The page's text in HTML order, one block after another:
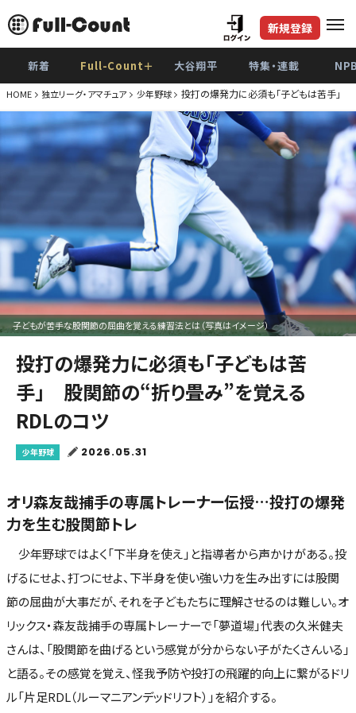
新規登録
新着 Full-Count＋ 大谷翔平 特集・連載
HOME 独立リーグ・アマチュア 少年野球 投打の爆発力に必須も「子どもは苦手」
子どもが苦手な股関節の屈曲を覚える練習法とは（写真はイメージ）
投打の爆発力に必須も「子どもは苦
手」 股関節の“折り畳み”を覚える
RDLのコツ
少年野球 2026.05.31
オリ森友哉捕手の専属トレーナー伝授…投打の爆発
力を生む股関節トレ
少年野球ではよく「下半身を使え」と指導者から声かけがある。投
げるにせよ、打つにせよ、下半身を使い強い力を生み出すには股関
節の屈曲が大事だが、それを子どもたちに理解させるのは難しい。オ
リックス・森友哉捕手の専属トレーナーで「夢道場」代表の久米健夫
さんは、「股関節を曲げるという感覚が分からない子がたくさんいる」
と語る。その感覚を覚え、怪我予防や投打の飛躍的向上に繋がるドリ
ル「片足RDL（ルーマニアンデッドリフト）」を紹介する。